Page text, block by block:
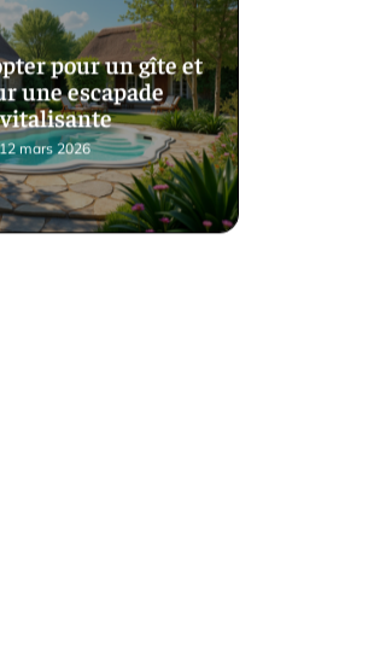
pour un gîte et
une escapade
12 mars 2026